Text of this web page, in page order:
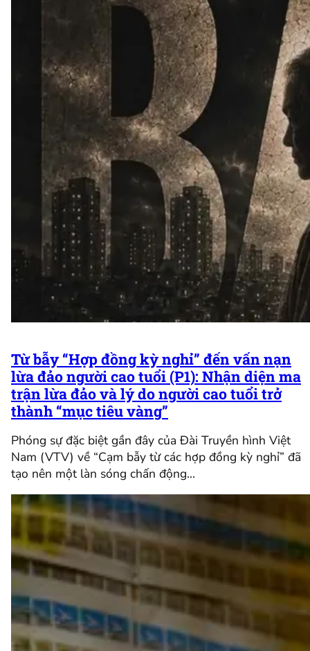
Từ bẫy “Hợp đồng kỳ nghỉ” đến vấn nạn
lừa đảo người cao tuổi (P1): Nhận diện ma
trận lừa đảo và lý do người cao tuổi trở
thành “mục tiêu vàng”
Phóng sự đặc biệt gần đây của Đài Truyền hình Việt
Nam (VTV) về “Cạm bẫy từ các hợp đồng kỳ nghỉ” đã
tạo nên một làn sóng chấn động…